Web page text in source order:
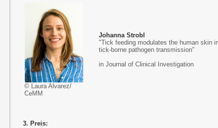
© Laura Alvarez/
CeMM
Johanna Strobl
"Tick feeding modulates the human skin
tick-borne pathogen transmission"
in Journal of Clinical Investigation
3. Preis: